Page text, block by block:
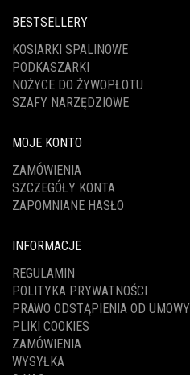
BESTSELLERY
KOSIARKI SPALINOWE
PODKASZARKI
NOŻYCE DO ŻYWOPŁOTU
SZAFY NARZĘDZIOWE
MOJE KONTO
ZAMÓWIENIA
SZCZEGÓŁY KONTA
ZAPOMNIANE HASŁO
INFORMACJE
REGULAMIN
POLITYKA PRYWATNOŚCI
PRAWO ODSTĄPIENIA OD UMOWY
PLIKI COOKIES
ZAMÓWIENIA
WYSYŁKA